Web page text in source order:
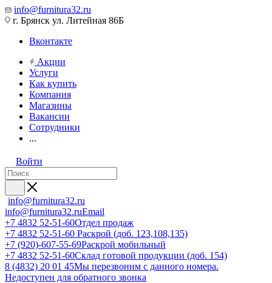
info@furnitura32.ru
г. Брянск ул. Литейная 86Б
Вконтакте
Акции
Услуги
Как купить
Компания
Магазины
Вакансии
Сотрудники
...
Войти
info@furnitura32.ru
info@furnitura32.ruEmail
+7 4832 52-51-60Отдел продаж
+7 4832 52-51-60 Раскрой (доб. 123,108,135)
+7 (920)-607-55-69Раскрой мобильный
+7 4832 52-51-60Склад готовой продукции (доб. 154)
8 (4832) 20 01 45Мы перезвоним с данного номера.
Недоступен для обратного звонка